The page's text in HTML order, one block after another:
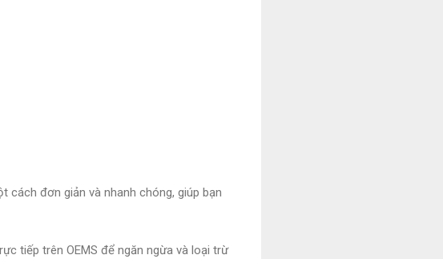
cách đơn giản và nhanh chóng, giúp bạn
tiếp trên OEMS để ngăn ngừa và loại trừ